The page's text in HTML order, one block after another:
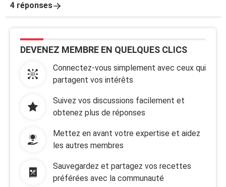
4 réponses
DEVENEZ MEMBRE EN QUELQUES CLICS
Connectez-vous simplement avec ceux qui
partagent vos intérêts
Suivez vos discussions facilement et
obtenez plus de réponses
Mettez en avant votre expertise et aidez
les autres membres
Sauvegardez et partagez vos recettes
préférées avec la communauté